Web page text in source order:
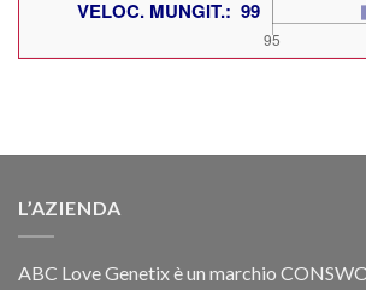
L’AZIENDA
ABC Love Genetix è un marchio